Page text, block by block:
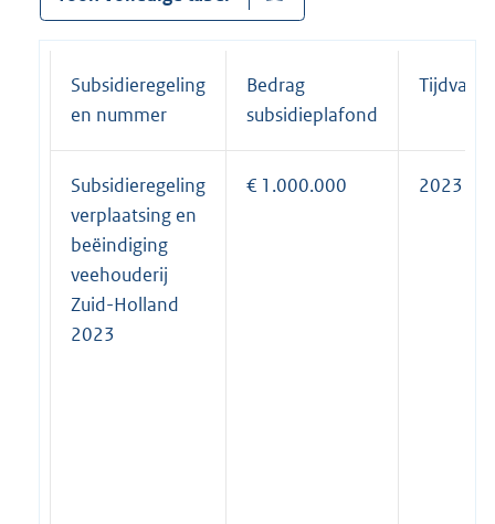
Subsidieregeling
en nummer
Bedrag
subsidieplafond
Tijdvak
Subsidieregeling
verplaatsing en
beëindiging
veehouderij
Zuid-Holland
2023
€ 1.000.000 2023